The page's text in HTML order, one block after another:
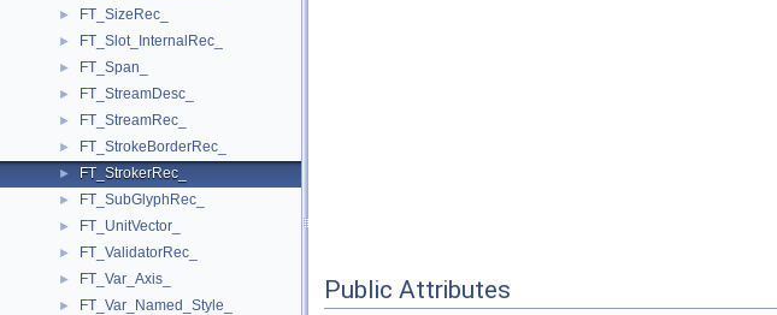
► FT_SizeRec_
► FT_Slot_InternalRec_
► FT_Span_
► FT_StreamDesc_
► FT_StreamRec_
► FT_StrokeBorderRec_
► FT_StrokerRec_
► FT_SubGlyphRec_
► FT_UnitVector_
► FT_ValidatorRec_
► FT_Var_Axis_
► FT_Var_Named_Style_
Public Attributes